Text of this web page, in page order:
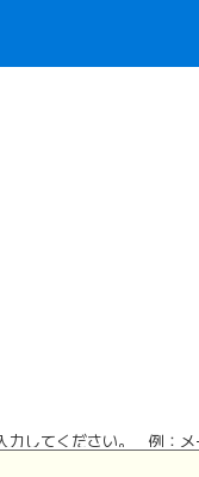
力してください。 例：